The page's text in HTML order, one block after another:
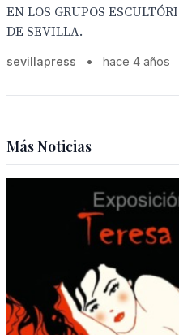
EN LOS GRUPOS
DE SEVILLA.
sevillapress • hace 4 años
Más Noticias